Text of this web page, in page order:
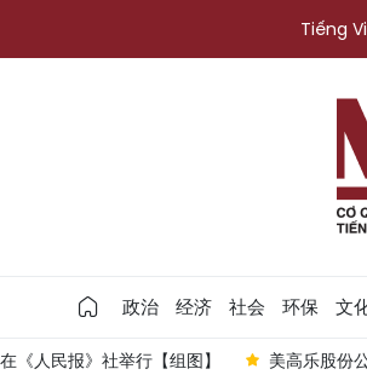
Tiếng
政治 经济 社会 环保 文
《人民报》社举行【组图】 美高乐股份